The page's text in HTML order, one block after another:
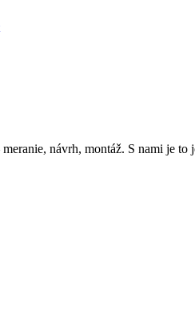
návrh, montáž. S nami je to